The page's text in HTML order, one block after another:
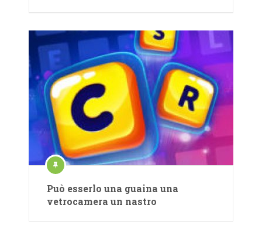
Può esserlo una guaina una
vetrocamera un nastro